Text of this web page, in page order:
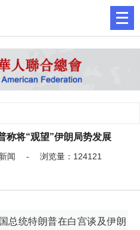
称将“观望”伊朗局势发展
新闻 - 浏览量：124121
总统特朗普在白宫谈及伊朗